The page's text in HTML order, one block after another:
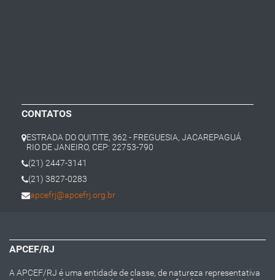
CONTATOS
ESTRADA DO QUITITE, 362 - FREGUESIA, JACAREPAGUÁ
RIO DE JANEIRO, CEP: 22753-790
(21) 2447-3141
(21) 3827-0283
apcefrj@apcefrj.org.br
APCEF/RJ
A APCEF/RJ é uma entidade de classe, de natureza representativa